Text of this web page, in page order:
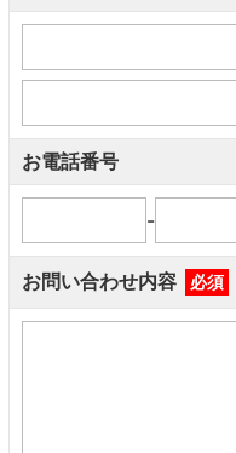
お電話番号
-
お問い合わせ内容 必須